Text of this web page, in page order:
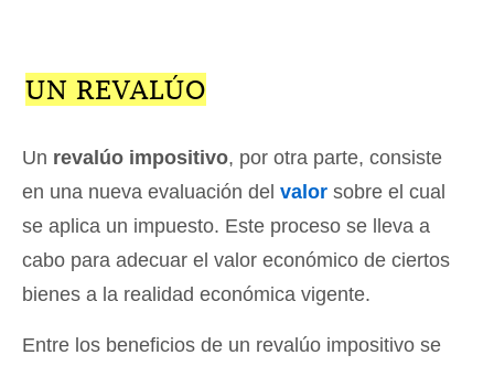
UN REVALÚO
Un revalúo impositivo, por otra parte, consiste
en una nueva evaluación del valor sobre el cual
se aplica un impuesto. Este proceso se lleva a
cabo para adecuar el valor económico de ciertos
bienes a la realidad económica vigente.
Entre los beneficios de un revalúo impositivo se